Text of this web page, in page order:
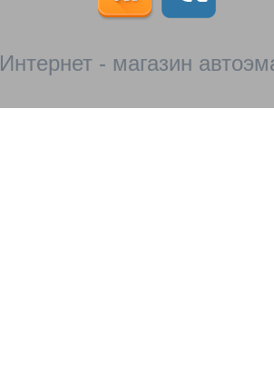
Интернет - магазин